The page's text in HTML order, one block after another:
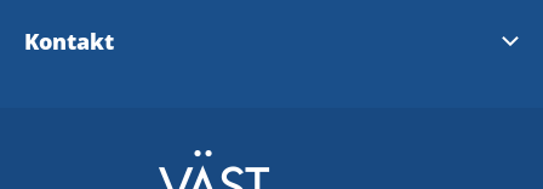
Digital Markbroschyr
Kontakt